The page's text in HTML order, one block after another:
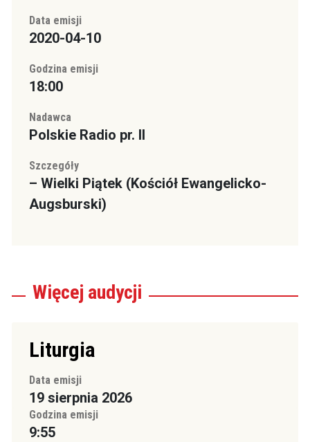
Data emisji
2020-04-10
Godzina emisji
18:00
Nadawca
Polskie Radio pr. II
Szczegóły
– Wielki Piątek (Kościół Ewangelicko-
Augsburski)
Więcej audycji
Liturgia
Data emisji
19 sierpnia 2026
Godzina emisji
9:55